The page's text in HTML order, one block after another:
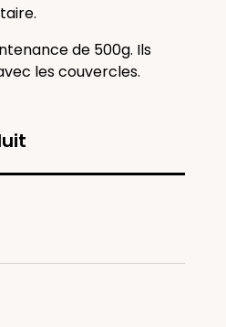
de 500g. Ils
les couvercles.